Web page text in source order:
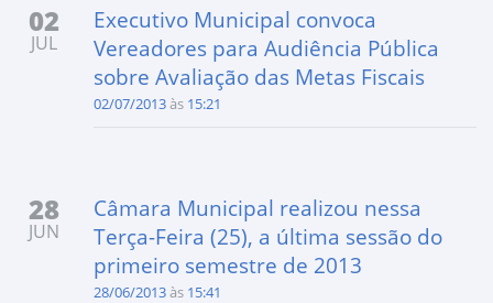
02
JUL
Executivo Municipal convoca
Vereadores para Audiência Pública
sobre Avaliação das Metas Fiscais
02/07/2013às 15:21
28
JUN
Câmara Municipal realizou nessa
Terça-Feira (25), a última sessão do
primeiro semestre de 2013
28/06/2013às 15:41